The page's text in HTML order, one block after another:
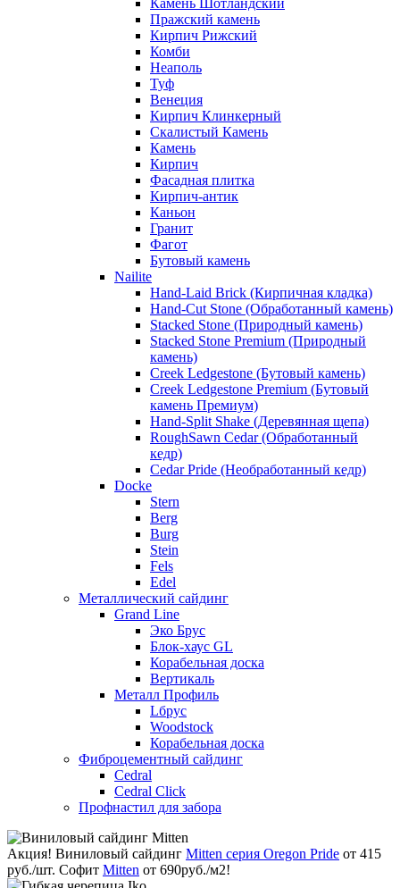
Камень Шотландский
Пражский камень
Кирпич Рижский
Комби
Неаполь
Туф
Венеция
Кирпич Клинкерный
Скалистый Камень
Камень
Кирпич
Фасадная плитка
Кирпич-антик
Каньон
Гранит
Фагот
Бутовый камень
Nailite
Hand-Laid Brick (Кирпичная кладка)
Hand-Cut Stone (Обработанный камень)
Stacked Stone (Природный камень)
Stacked Stone Premium (Природный
камень)
Creek Ledgestone (Бутовый камень)
Creek Ledgestone Premium (Бутовый
камень Премиум)
Hand-Split Shake (Деревянная щепа)
RoughSawn Cedar (Обработанный
кедр)
Cedar Pride (Необработанный кедр)
Docke
Stern
Berg
Burg
Stein
Fels
Edel
Металлический сайдинг
Grand Line
Эко Брус
Блок-хаус GL
Корабельная доска
Вертикаль
Металл Профиль
Lбрус
Woodstock
Корабельная доска
Фиброцементный сайдинг
Cedral
Cedral Click
Профнастил для забора
Акция! Виниловый сайдинг Mitten серия Oregon Pride от 415
руб./шт. Софит Mitten от 690руб./м2!